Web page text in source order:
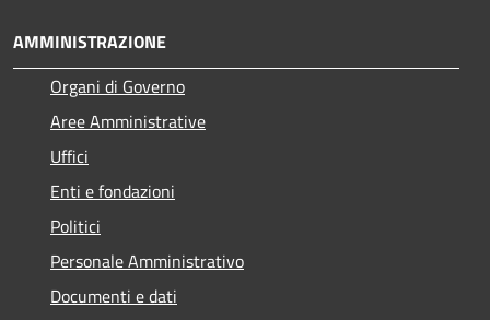
AMMINISTRAZIONE
Organi di Governo
Aree Amministrative
Uffici
Enti e fondazioni
Politici
Personale Amministrativo
Documenti e dati